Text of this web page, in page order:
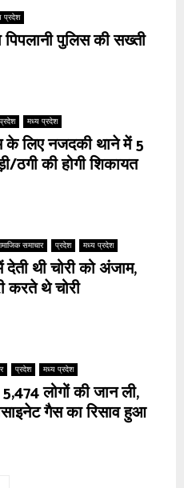
प्रदेश
पुलिस की सख्ती
प्रदेश मध्य प्रदेश
के लिए नजदकी थाने में 5
की होगी शिकायत
समाचार प्रदेश मध्य प्रदेश
थी चोरी को अंजाम,
करते थे चोरी
प्रदेश मध्य प्रदेश
लोगों की जान ली,
गैस का रिसाव हुआ